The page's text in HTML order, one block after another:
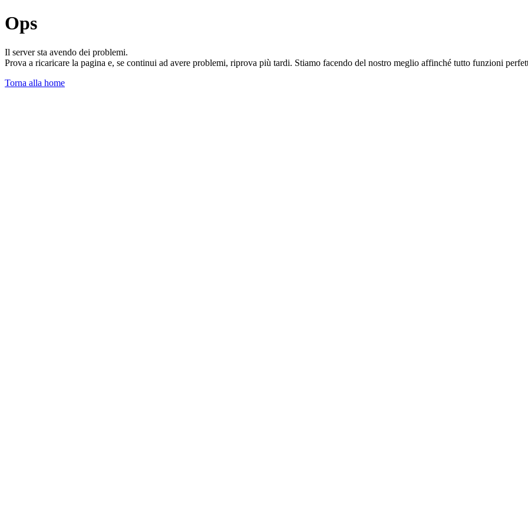
Ops
Il server sta avendo dei problemi.
Prova a ricaricare la pagina e, se continui ad avere problemi, riprova più tardi. Stiamo facendo del nostro meglio affinché tutto funzioni
Torna alla home